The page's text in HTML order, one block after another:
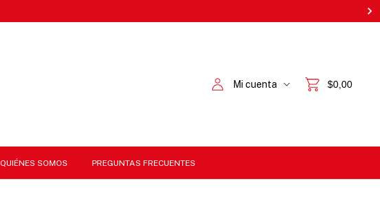
Mi cuenta $0,00
QUIÉNES SOMOS PREGUNTAS FRECUENTES